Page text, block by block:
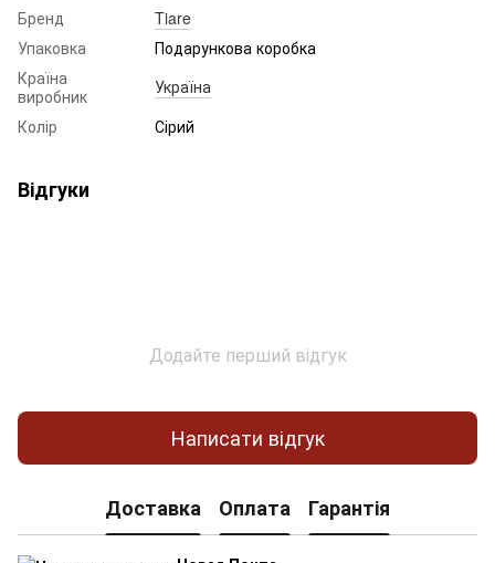
Бренд
Tiare
Упаковка
Подарункова коробка
Країна
виробник
Україна
Колір
Сірий
Відгуки
Додайте перший відгук
Написати відгук
Доставка Оплата Гарантія